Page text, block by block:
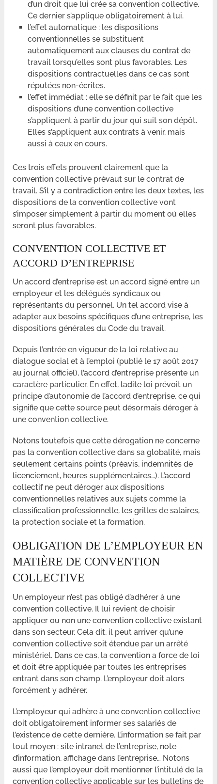
d’un droit que lui crée sa convention collective.
Ce dernier s’applique obligatoirement à lui.
l’effet automatique : les dispositions
conventionnelles se substituent
automatiquement aux clauses du contrat de
travail lorsqu’elles sont plus favorables. Les
dispositions contractuelles dans ce cas sont
réputées non-écrites.
l’effet immédiat : elle se définit par le fait que les
dispositions d’une convention collective
s’appliquent à partir du jour qui suit son dépôt.
Elles s’appliquent aux contrats à venir, mais
aussi à ceux en cours.
Ces trois effets prouvent clairement que la
convention collective prévaut sur le contrat de
travail. S’il y a contradiction entre les deux textes, les
dispositions de la convention collective vont
s’imposer simplement à partir du moment où elles
seront plus favorables.
CONVENTION COLLECTIVE ET
ACCORD D’ENTREPRISE
Un accord d’entreprise est un accord signé entre un
employeur et les délégués syndicaux ou
représentants du personnel. Un tel accord vise à
adapter aux besoins spécifiques d’une entreprise, les
dispositions générales du Code du travail.
Depuis l’entrée en vigueur de la loi relative au
dialogue social et à l’emploi (publié le 17 août 2017
au journal officiel), l’accord d’entreprise présente un
caractère particulier. En effet, ladite loi prévoit un
principe d’autonomie de l’accord d’entreprise, ce qui
signifie que cette source peut désormais déroger à
une convention collective.
Notons toutefois que cette dérogation ne concerne
pas la convention collective dans sa globalité, mais
seulement certains points (préavis, indemnités de
licenciement, heures supplémentaires…). L’accord
collectif ne peut déroger aux dispositions
conventionnelles relatives aux sujets comme la
classification professionnelle, les grilles de salaires,
la protection sociale et la formation.
OBLIGATION DE L’EMPLOYEUR EN
MATIÈRE DE CONVENTION
COLLECTIVE
Un employeur n’est pas obligé d’adhérer à une
convention collective. Il lui revient de choisir
appliquer ou non une convention collective existant
dans son secteur. Cela dit, il peut arriver qu’une
convention collective soit étendue par un arrêté
ministériel. Dans ce cas, la convention a force de loi
et doit être appliquée par toutes les entreprises
entrant dans son champ. L’employeur doit alors
forcément y adhérer.
L’employeur qui adhère à une convention collective
doit obligatoirement informer ses salariés de
l’existence de cette dernière. L’information se fait par
tout moyen : site intranet de l’entreprise, note
d’information, affichage dans l’entreprise… Notons
aussi que l’employeur doit mentionner l’intitulé de la
convention collective applicable sur les bulletins de